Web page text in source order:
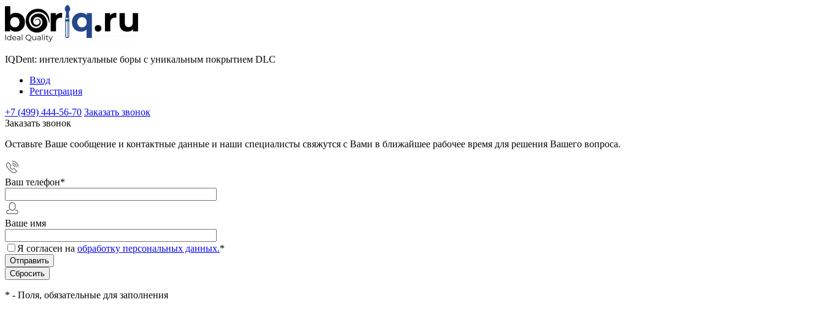
IQDent: интеллектуальные боры с уникальным покрытием DLC
Вход
Регистрация
+7 (499) 444-56-70 Заказать звонок
Заказать звонок
Оставьте Ваше сообщение и контактные данные и наши специалисты свяжутся с Вами в ближайшее рабочее время для решения Вашего вопроса.
Ваш телефон*
Ваше имя
Я согласен на обработку персональных данных.*
* - Поля, обязательные для заполнения